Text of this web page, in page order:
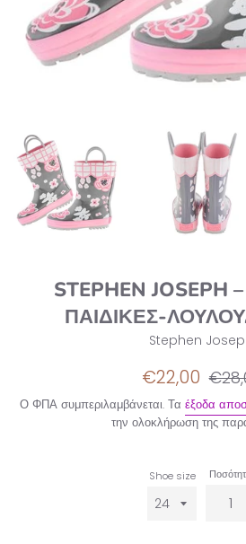
STEPHEN JOSEPH
ΠΑΙΔΙΚΕΣ-
Stephen
Τιμή
€22,00
Ο ΦΠΑ συμπεριλαμβάνεται. Τα έξοδα
την ολοκλήρωση της
Shoe size